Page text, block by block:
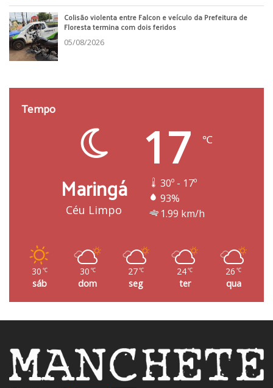
Colisão violenta entre Falcon e veículo da Prefeitura de
Floresta termina com dois feridos
05/08/2026
Tempo
Maringá
Céu Limpo
17 ℃
30º - 17º
93%
1.99 km/h
30 ℃
sáb
30 ℃
dom
27℃
seg
24℃
ter
26 ℃
qua